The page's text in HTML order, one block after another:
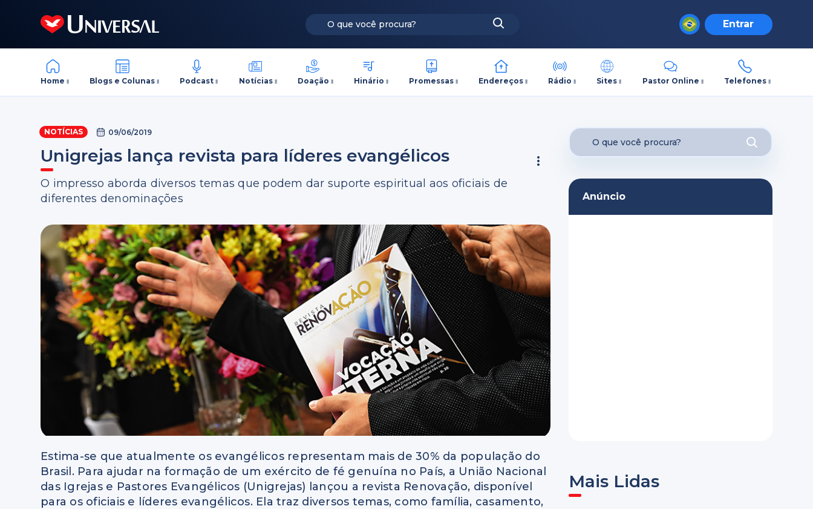
Entrar
Home Blogs e Colunas Podcast Notícias Doação Hinário Promessas Endereços Rádio Sites Pastor Online Telefones
NOTÍCIAS 09/06/2019
Unigrejas lança revista para líderes evangélicos
O impresso aborda diversos temas que podem dar suporte espiritual aos oficiais de
diferentes denominações
Estima-se que atualmente os evangélicos representam mais de 30% da população do
Brasil. Para ajudar na formação de um exército de fé genuína no País, a União Nacional
das Igrejas e Pastores Evangélicos (Unigrejas) lançou a revista Renovação, disponível
para os oficiais e líderes evangélicos. Ela traz diversos temas, como família, casamento,
Anúncio
Mais Lidas